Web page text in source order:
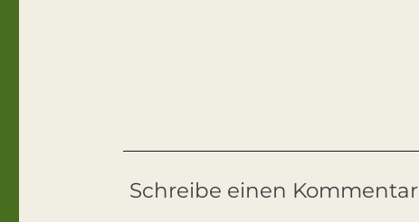
Schreibe einen Kommentar